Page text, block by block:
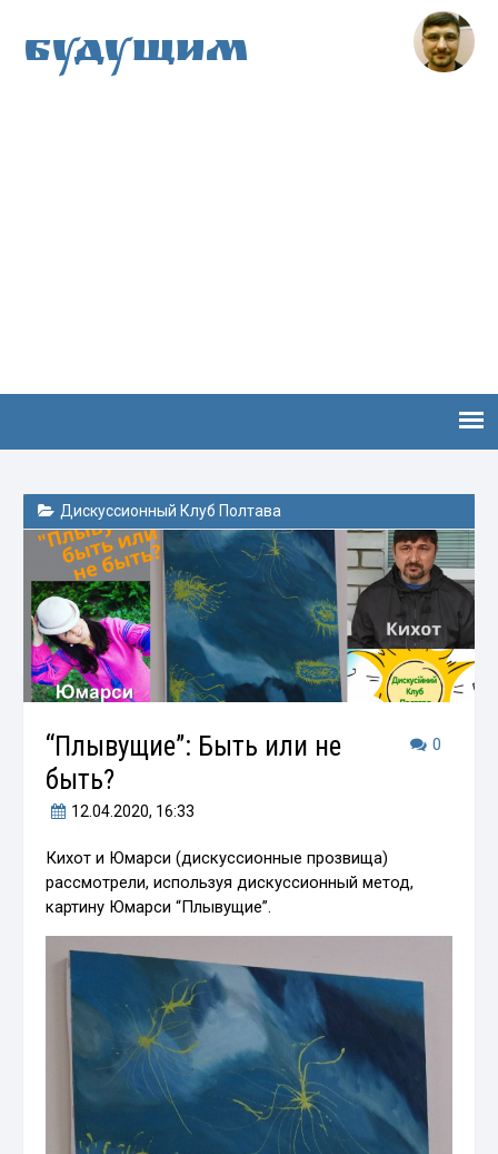
Будущим
Дискуссионный Клуб Полтава
0
“Плывущие”: Быть или не
быть?
12.04.2020, 16:33
Кихот и Юмарси (дискуссионные прозвища)
рассмотрели, используя дискуссионный метод,
картину Юмарси “Плывущие”.